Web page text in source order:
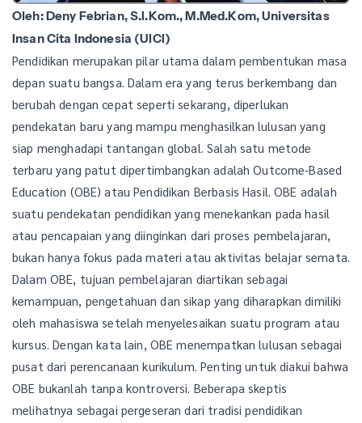
Oleh: Deny Febrian, S.I.Kom., M.Med.Kom, Universitas
Insan Cita Indonesia (UICI)
Pendidikan merupakan pilar utama dalam pembentukan masa
depan suatu bangsa. Dalam era yang terus berkembang dan
berubah dengan cepat seperti sekarang, diperlukan
pendekatan baru yang mampu menghasilkan lulusan yang
siap menghadapi tantangan global. Salah satu metode
terbaru yang patut dipertimbangkan adalah Outcome-Based
Education (OBE) atau Pendidikan Berbasis Hasil. OBE adalah
suatu pendekatan pendidikan yang menekankan pada hasil
atau pencapaian yang diinginkan dari proses pembelajaran,
bukan hanya fokus pada materi atau aktivitas belajar semata.
Dalam OBE, tujuan pembelajaran diartikan sebagai
kemampuan, pengetahuan dan sikap yang diharapkan dimiliki
oleh mahasiswa setelah menyelesaikan suatu program atau
kursus. Dengan kata lain, OBE menempatkan lulusan sebagai
pusat dari perencanaan kurikulum. Penting untuk diakui bahwa
OBE bukanlah tanpa kontroversi. Beberapa skeptis
melihatnya sebagai pergeseran dari tradisi pendidikan